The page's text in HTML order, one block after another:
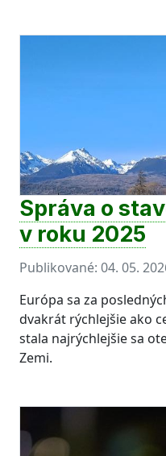
Správa o
v roku 2025
Publikované: 04. 05.
Európa sa za
dvakrát rýchlejšie ako
stala najrýchlejšie sa
Zemi.